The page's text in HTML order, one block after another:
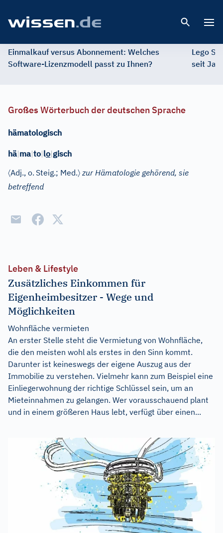
Einmalkauf versus Abonnement: Welches
Software-Lizenzmodell passt zu Ihnen?
Lego
seit
Großes Wörterbuch der deutschen Sprache
hämatologisch
hä|ma|to|lo|gisch
〈Adj., o. Steig.; Med.〉 zur Hämatologie gehörend, sie
betreffend
Leben & Lifestyle
Zusätzliches Einkommen für
Eigenheimbesitzer - Wege und
Möglichkeiten
Wohnfläche vermieten
An erster Stelle steht die Vermietung von Wohnfläche,
die den meisten wohl als erstes in den Sinn kommt.
Darunter ist keineswegs der eigene Auszug aus der
Immobilie zu verstehen. Vielmehr kann zum Beispiel eine
Einliegerwohnung der richtige Schlüssel sein, um an
Mieteinnahmen zu gelangen. Wer vorausschauend plant
und in einem größeren Haus lebt, verfügt über einen...